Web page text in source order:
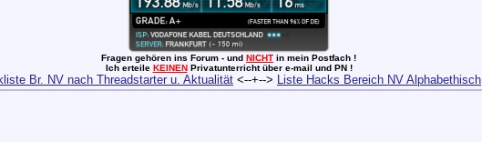
Fragen gehören ins Forum - und NICHT in mein Postfach !
Ich erteile KEINENPrivatunterricht über e-mail und PN !
Br. NV nach Threadstarter u. Aktualität <--+--> Liste Hacks Bereich NV Alphabethisch